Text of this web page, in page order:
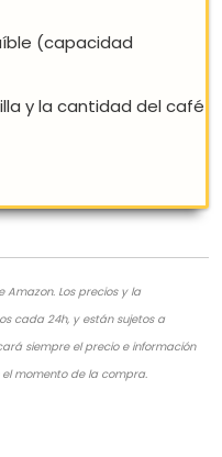
Y/O
Los precios y la
cada 24h, y están sujetos a
siempre el precio e información
momento de la compra.